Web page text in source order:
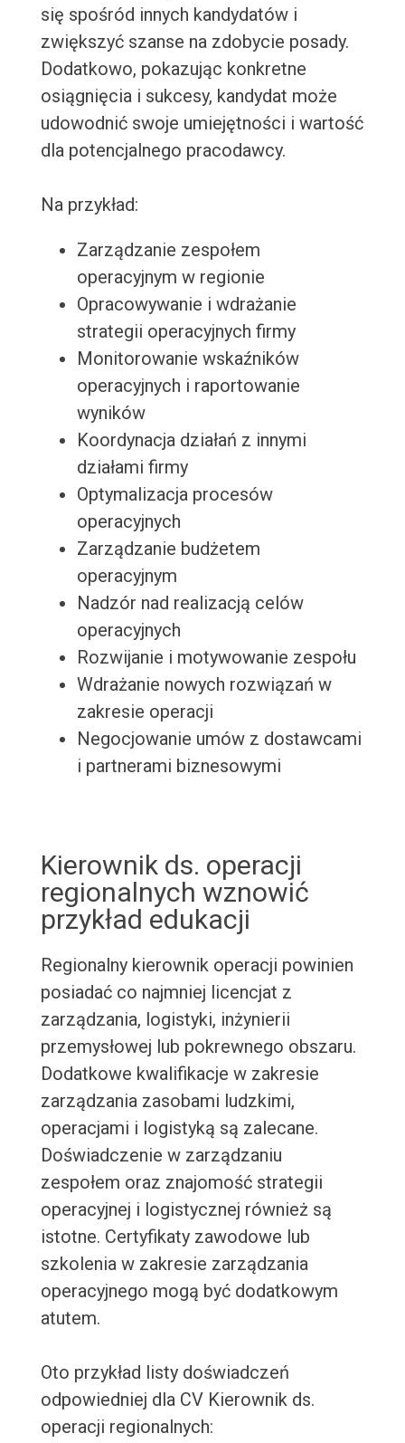
się spośród innych kandydatów i
zwiększyć szanse na zdobycie posady.
Dodatkowo, pokazując konkretne
osiągnięcia i sukcesy, kandydat może
udowodnić swoje umiejętności i wartość
dla potencjalnego pracodawcy.
Na przykład:
Zarządzanie zespołem
operacyjnym w regionie
Opracowywanie i wdrażanie
strategii operacyjnych firmy
Monitorowanie wskaźników
operacyjnych i raportowanie
wyników
Koordynacja działań z innymi
działami firmy
Optymalizacja procesów
operacyjnych
Zarządzanie budżetem
operacyjnym
Nadzór nad realizacją celów
operacyjnych
Rozwijanie i motywowanie zespołu
Wdrażanie nowych rozwiązań w
zakresie operacji
Negocjowanie umów z dostawcami
i partnerami biznesowymi
Kierownik ds. operacji
regionalnych wznowić
przykład edukacji
Regionalny kierownik operacji powinien
posiadać co najmniej licencjat z
zarządzania, logistyki, inżynierii
przemysłowej lub pokrewnego obszaru.
Dodatkowe kwalifikacje w zakresie
zarządzania zasobami ludzkimi,
operacjami i logistyką są zalecane.
Doświadczenie w zarządzaniu
zespołem oraz znajomość strategii
operacyjnej i logistycznej również są
istotne. Certyfikaty zawodowe lub
szkolenia w zakresie zarządzania
operacyjnego mogą być dodatkowym
atutem.
Oto przykład listy doświadczeń
odpowiedniej dla CV Kierownik ds.
operacji regionalnych: